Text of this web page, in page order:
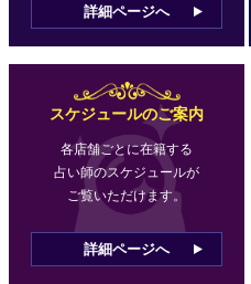
詳細ページへ
スケジュールのご案内
各店舗ごとに在籍する
占い師のスケジュールが
ご覧いただけます。
詳細ページへ